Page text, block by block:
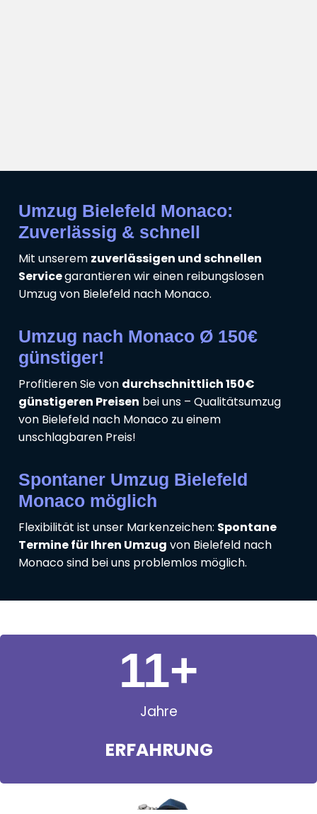
Umzug Bielefeld Monaco:
Zuverlässig & schnell
Mit unserem zuverlässigen und schnellen
Servicegarantieren wir einen reibungslosen
Umzug von Bielefeld nach Monaco.
Umzug nach Monaco Ø 150€
günstiger!
Profitieren Sie von durchschnittlich 150€
günstigeren Preisen bei uns – Qualitätsumzug
von Bielefeld nach Monaco zu einem
unschlagbaren Preis!
Spontaner Umzug Bielefeld
Monaco möglich
Flexibilität ist unser Markenzeichen: Spontane
Termine für Ihren Umzug von Bielefeld nach
Monaco sind bei uns problemlos möglich.
Jahre
ERFAHRUNG
11+